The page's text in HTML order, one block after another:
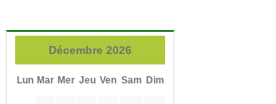
Décembre 2026
Lun Mar Mer Jeu Ven Sam Dim